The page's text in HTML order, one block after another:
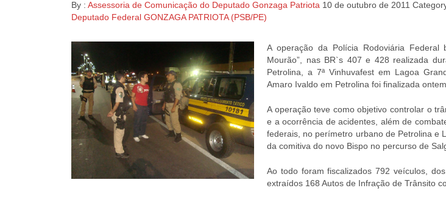
By : Assessoria de Comunicação do Deputado Gonzaga Patriota 10 de outubro de 2011
Deputado Federal GONZAGA PATRIOTA (PSB/PE)
A operação da Polícia Rodoviária Federal
Mourão”, nas BR`s 407 e 428 realizada
Petrolina, a 7ª Vinhuvafest em Lagoa
Amaro Ivaldo em Petrolina foi finalizada ontem
A operação teve como objetivo controlar o
e a ocorrência de acidentes, além de
federais, no perímetro urbano de Petrolina e
da comitiva do novo Bispo no percurso de
Ao todo foram fiscalizados 792 veículos,
extraídos 168 Autos de Infração de Trânsito